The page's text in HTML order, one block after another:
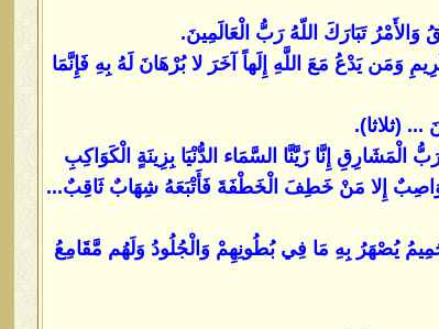
تَبَارَكَ اللّهُ رَبُّ الْعَالَمِينَ.
وَمَن يَدْعُ مَعَ اللَّهِ إِلَهاً آخَرَ لا بُرْهَانَ لَهُ بِهِ فَإِنَّمَا
(ثلاثا).
إِنَّا زَيَّنَّا السَّمَاء الدُّنْيَا بِزِينَةٍ الْكَوَاكِبِ
إِلا مَنْ خَطِفَ الْخَطْفَةَ فَأَتْبَعَهُ شِهَابٌ ثَاقِبٌ...
يُصْهَرُ بِهِ مَا فِي بُطُونِهِمْ وَالْجُلُودُ وَلَهُم مَّقَامِعُ